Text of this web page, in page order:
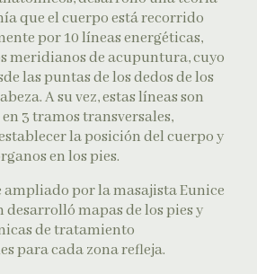
que el cuerpo está recorrido
por 10 líneas energéticas,
meridianos de acupuntura, cuyo
las puntas de los dedos de los
A su vez, estas líneas son
3 tramos transversales,
la posición del cuerpo y
en los pies.
ampliado por la masajista Eunice
mapas de los pies y
de tratamiento
para cada zona refleja.